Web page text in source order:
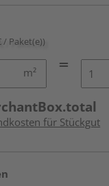
/ Paket(e))
m²
für Stückgut